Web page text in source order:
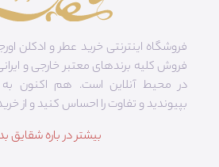
فروشگاه اینترنتی خرید عطر و ادکلن
فروش کلیه برندهای معتبر خارجی و
در محیط آنلاین است. هم‌ اکنون به
بپیوندید و تفاوت را احساس کنید و از
بیشتر در باره شقایق